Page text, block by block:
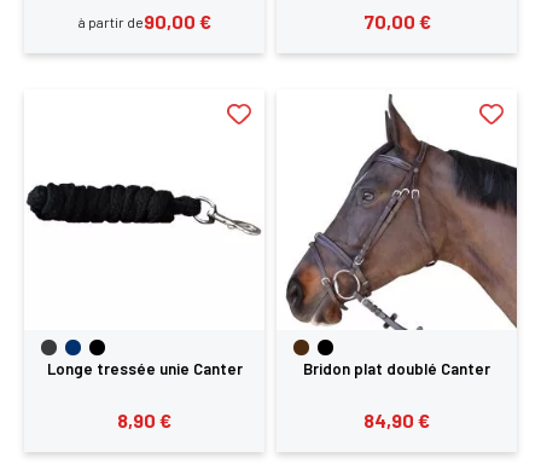
à partir de90,00 € 70,00 €
Longe tressée unie Canter
8,90 €
Bridon plat doublé Canter
84,90 €